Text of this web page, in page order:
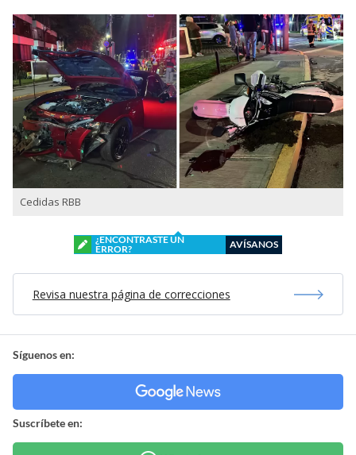
Cedidas RBB
¿ENCONTRASTE UN
ERROR?
AVÍSANOS
Revisa nuestra página de correcciones
Síguenos en:
Suscríbete en: